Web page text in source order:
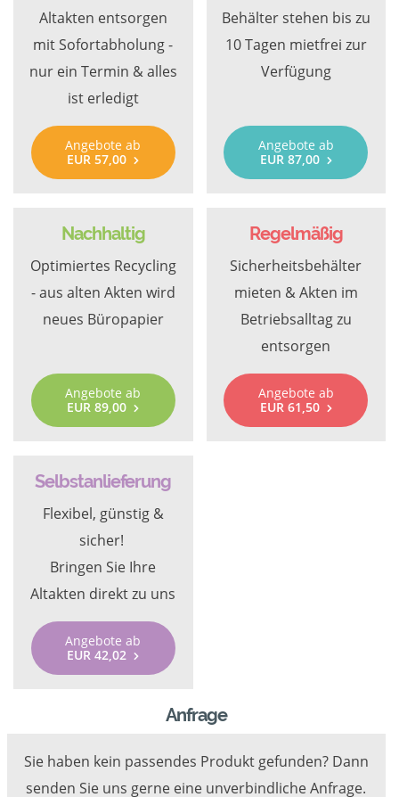
Altakten entsorgen
mit Sofortabholung -
nur ein Termin & alles
ist erledigt
Angebote ab
EUR 57,00
Behälter stehen bis zu
10 Tagen mietfrei zur
Verfügung
Angebote ab
EUR 87,00
Nachhaltig
Optimiertes Recycling
- aus alten Akten wird
neues Büropapier
Angebote ab
EUR 89,00
Regelmäßig
Sicherheitsbehälter
mieten & Akten im
Betriebsalltag zu
entsorgen
Angebote ab
EUR 61,50
Selbstanlieferung
Flexibel, günstig &
sicher!
Bringen Sie Ihre
Altakten direkt zu uns
Angebote ab
EUR 42,02
Anfrage
Sie haben kein passendes Produkt gefunden? Dann
senden Sie uns gerne eine unverbindliche Anfrage.